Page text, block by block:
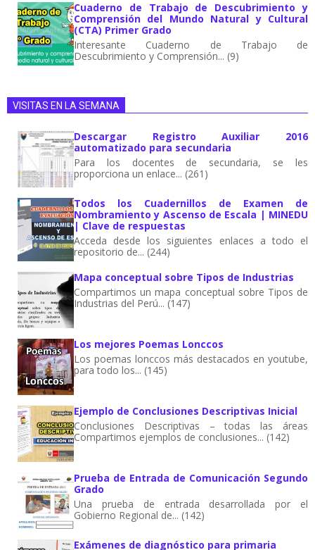
Cuaderno de Trabajo de Descubrimiento y
Comprensión del Mundo Natural y Cultural
(CTA) Primer Grado
Interesante Cuaderno de Trabajo de
Descubrimiento y Comprensión... (9)
VISITAS EN LA SEMANA
Descargar Registro Auxiliar 2016
automatizado para secundaria
Para los docentes de secundaria, se les
proporciona un enlace... (261)
Todos los Cuadernillos de Examen de
Nombramiento y Ascenso de Escala | MINEDU
| Clave de respuestas
Acceda desde los siguientes enlaces a todo el
repositorio de... (244)
Mapa conceptual sobre Tipos de Industrias
Compartimos un mapa conceptual sobre Tipos de
Industrias del Perú... (147)
Los mejores Poemas Lonccos
Los poemas lonccos más destacados en youtube,
para todo los... (145)
Ejemplo de Conclusiones Descriptivas Inicial
Conclusiones Descriptivas – todas las áreas
Compartimos ejemplos de conclusiones... (142)
Prueba de Entrada de Comunicación Segundo
Grado
Una prueba de entrada desarrollada por el
Gobierno Regional de... (142)
Exámenes de diagnóstico para primaria